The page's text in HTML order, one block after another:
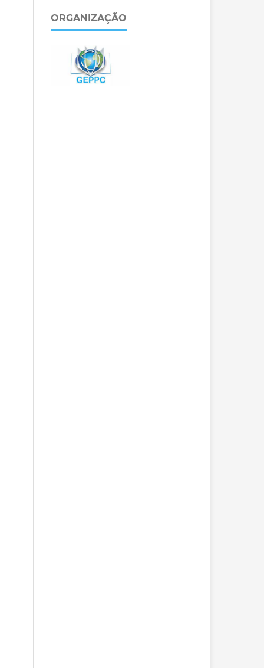
ORGANIZAÇÃO